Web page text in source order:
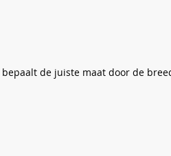
de juiste maat door de